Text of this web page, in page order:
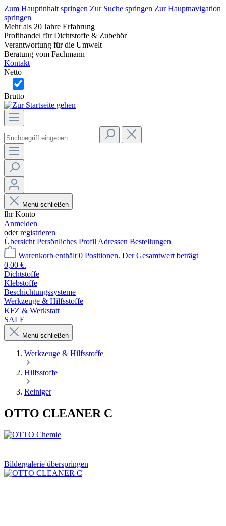
Zum Hauptinhalt springen Zur Suche springen Zur Hauptnavigation
springen
Mehr als 20 Jahre Erfahrung
Profihandel für Dichtstoffe & Zubehör
Verantwortung für die Umwelt
Beratung vom Fachmann
Kontakt
Netto
Brutto
Menü schließen
Ihr Konto
Anmelden
oderregistrieren
Übersicht Persönliches Profil Adressen Bestellungen
Warenkorb enthält 0 Positionen. Der Gesamtwert beträgt
0,00 €.
Dichtstoffe
Klebstoffe
Beschichtungssysteme
Werkzeuge & Hilfsstoffe
KFZ & Werkstatt
SALE
Menü schließen
Werkzeuge & Hilfsstoffe
Hilfsstoffe
Reiniger
OTTO CLEANER C
Bildergalerie überspringen